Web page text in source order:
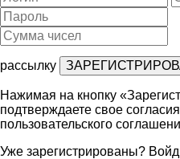
рассылку
Нажимая на кнопку
подтверждаете свое
пользовательского
Уже зарегистрированы?